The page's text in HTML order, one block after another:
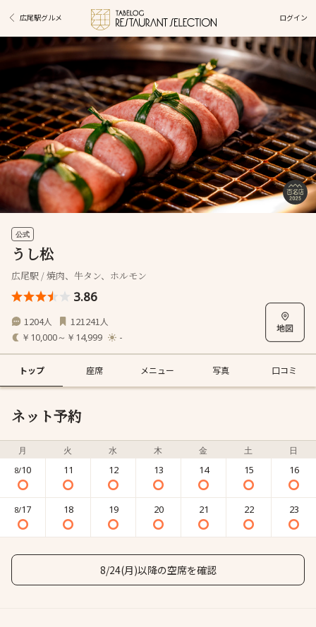
広尾駅グルメ ログイン
公式
うし松
広尾駅 / 焼肉、牛タン、ホルモン
3.86
1204人 121241人
￥10,000～￥14,999 -
トップ 座席 メニュー 写真 口コミ
ネット予約
月 火 水 木 金 土 日
8/10 11 12 13 14 15 16
8/17 18 19 20 21 22 23
8/24(月)以降の空席を確認